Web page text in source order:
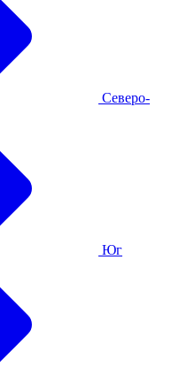
Северо-
Юг